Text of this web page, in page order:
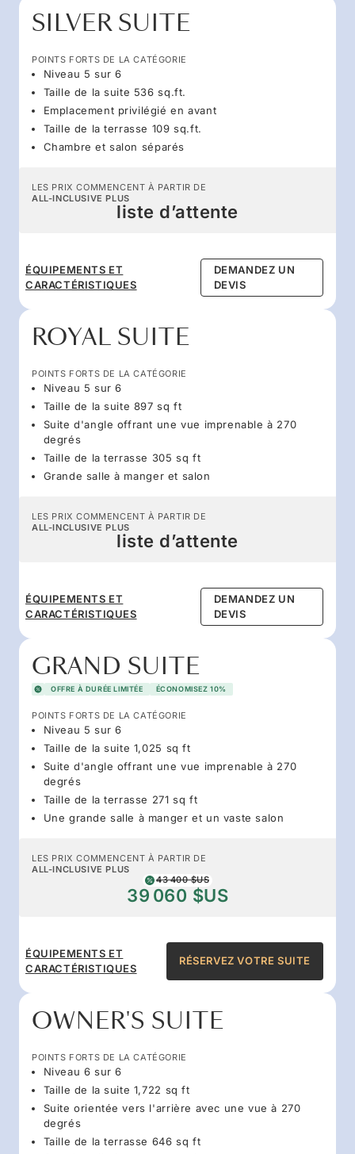
SILVER SUITE
POINTS FORTS DE LA CATÉGORIE
Niveau 5 sur 6
Taille de la suite 536 sq.ft.
Emplacement privilégié en avant
Taille de la terrasse 109 sq.ft.
Chambre et salon séparés
LES PRIX COMMENCENT À PARTIR DE
ALL-INCLUSIVE PLUS
liste d’attente
ÉQUIPEMENTS ET
CARACTÉRISTIQUES
DEMANDEZ UN
DEVIS
ROYAL SUITE
POINTS FORTS DE LA CATÉGORIE
Niveau 5 sur 6
Taille de la suite 897 sq ft
Suite d'angle offrant une vue imprenable à 270
degrés
Taille de la terrasse 305 sq ft
Grande salle à manger et salon
LES PRIX COMMENCENT À PARTIR DE
ALL-INCLUSIVE PLUS
liste d’attente
ÉQUIPEMENTS ET
CARACTÉRISTIQUES
DEMANDEZ UN
DEVIS
GRAND SUITE
OFFRE À DURÉE LIMITÉE ÉCONOMISEZ 10%
POINTS FORTS DE LA CATÉGORIE
Niveau 5 sur 6
Taille de la suite 1,025 sq ft
Suite d'angle offrant une vue imprenable à 270
degrés
Taille de la terrasse 271 sq ft
Une grande salle à manger et un vaste salon
LES PRIX COMMENCENT À PARTIR DE
ALL-INCLUSIVE PLUS
43 400 $US
39 060 $US
ÉQUIPEMENTS ET
CARACTÉRISTIQUES
RÉSERVEZ VOTRE SUITE
OWNER'S SUITE
POINTS FORTS DE LA CATÉGORIE
Niveau 6 sur 6
Taille de la suite 1,722 sq ft
Suite orientée vers l'arrière avec une vue à 270
degrés
Taille de la terrasse 646 sq ft